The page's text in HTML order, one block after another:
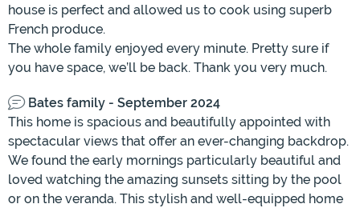
house is perfect and allowed us to cook using superb
French produce.
The whole family enjoyed every minute. Pretty sure if
you have space, we’ll be back. Thank you very much.
Bates family - September 2024
This home is spacious and beautifully appointed with
spectacular views that offer an ever-changing backdrop.
We found the early mornings particularly beautiful and
loved watching the amazing sunsets sitting by the pool
or on the veranda. This stylish and well-equipped home